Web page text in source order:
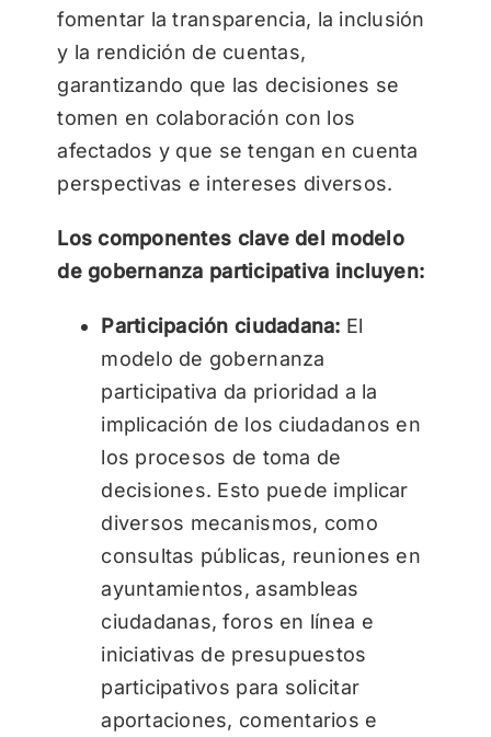
fomentar la transparencia, la inclusión
y la rendición de cuentas,
garantizando que las decisiones se
tomen en colaboración con los
afectados y que se tengan en cuenta
perspectivas e intereses diversos.
Los componentes clave del modelo
de gobernanza participativa incluyen:
Participación ciudadana: El
modelo de gobernanza
participativa da prioridad a la
implicación de los ciudadanos en
los procesos de toma de
decisiones. Esto puede implicar
diversos mecanismos, como
consultas públicas, reuniones en
ayuntamientos, asambleas
ciudadanas, foros en línea e
iniciativas de presupuestos
participativos para solicitar
aportaciones, comentarios e